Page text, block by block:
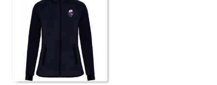
variations.
Les
options
peuvent
être
choisies
sur